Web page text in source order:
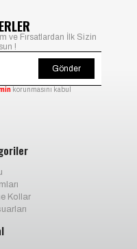
ve Fırsatlardan İlk Sizin
!
Gönder
korunmasını kabul
Kollar